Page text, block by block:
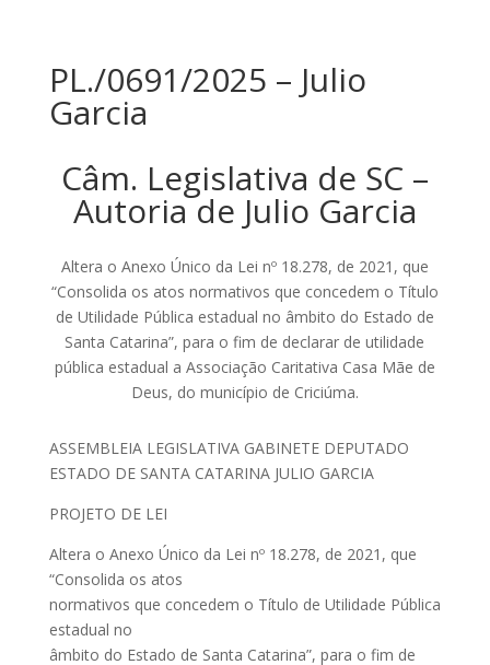
PL./0691/2025 – Julio
Garcia
Câm. Legislativa de SC –
Autoria de Julio Garcia
Altera o Anexo Único da Lei nº 18.278, de 2021, que
“Consolida os atos normativos que concedem o Título
de Utilidade Pública estadual no âmbito do Estado de
Santa Catarina”, para o fim de declarar de utilidade
pública estadual a Associação Caritativa Casa Mãe de
Deus, do município de Criciúma.
ASSEMBLEIA LEGISLATIVA GABINETE DEPUTADO
ESTADO DE SANTA CATARINA JULIO GARCIA
PROJETO DE LEI
Altera o Anexo Único da Lei nº 18.278, de 2021, que
“Consolida os atos
normativos que concedem o Título de Utilidade Pública
estadual no
âmbito do Estado de Santa Catarina”, para o fim de